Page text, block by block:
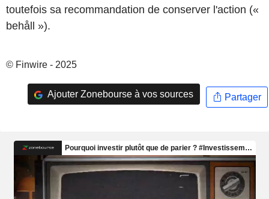
toutefois sa recommandation de conserver l'action («
behåll »).
© Finwire - 2025
Ajouter Zonebourse à vos sources Partager